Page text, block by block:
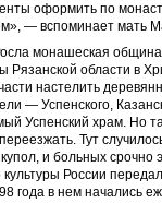
оформить по
— вспоминает мать
монашеская
Рязанской области в
настелить
— Успенского,
Успенский храм. Но
Тут
и больных срочно
России
года в нем начались